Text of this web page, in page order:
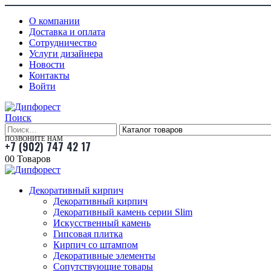
О компании
Доставка и оплата
Сотрудничество
Услуги дизайнера
Новости
Контакты
Войти
Поиск
ПОЗВОНИТЕ НАМ
+7 (902) 747 42 17
00 Товаров
Декоративный кирпич
Декоративный кирпич
Декоративный камень серии Slim
Искусственный камень
Гипсовая плитка
Кирпич со штампом
Декоративные элементы
Сопутствующие товары